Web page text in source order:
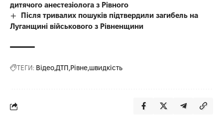
дитячого анестезіолога з Рівного
Після тривалих пошуків підтвердили загибель на
Луганщині військового з Рівненщини
ТЕГИ: ВідеоДТП Рівне швидкість